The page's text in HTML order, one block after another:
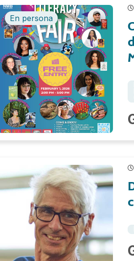
En persona